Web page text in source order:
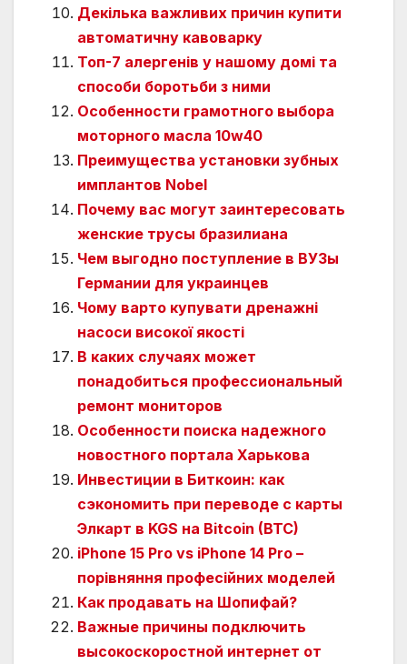
Декілька важливих причин купити
автоматичну кавоварку
Топ-7 алергенів у нашому домі та
способи боротьби з ними
Особенности грамотного выбора
моторного масла 10w40
Преимущества установки зубных
имплантов Nobel
Почему вас могут заинтересовать
женские трусы бразилиана
Чем выгодно поступление в ВУЗы
Германии для украинцев
Чому варто купувати дренажні
насоси високої якості
В каких случаях может
понадобиться профессиональный
ремонт мониторов
Особенности поиска надежного
новостного портала Харькова
Инвестиции в Биткоин: как
сэкономить при переводе с карты
Элкарт в KGS на Bitcoin (BTC)
iPhone 15 Pro vs iPhone 14 Pro –
порівняння професійних моделей
Как продавать на Шопифай?
Важные причины подключить
высокоскоростной интернет от